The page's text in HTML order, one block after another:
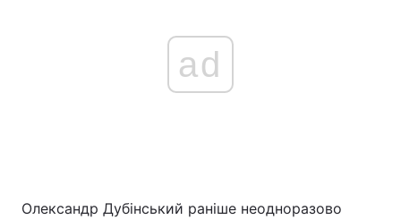
ad
Олександр Дубінський раніше неодноразово